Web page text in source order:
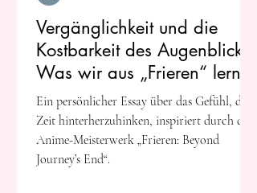
Vergänglichkeit und die
Kostbarkeit des Augenblicks:
Was wir aus „Frieren“ lernen
können
Ein persönlicher Essay über das Gefühl, der
Zeit hinterherzuhinken, inspiriert durch das
Anime-Meisterwerk „Frieren: Beyond
Journey’s End“.